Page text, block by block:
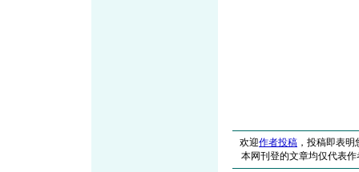
欢迎作者投稿 ，投稿即表
本网刊登的文章均仅代表